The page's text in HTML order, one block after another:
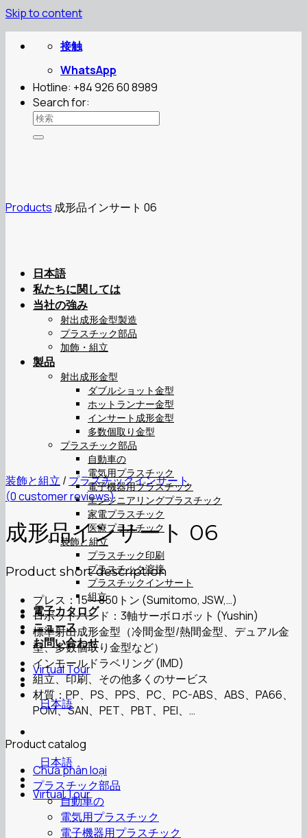
Skip to content
接触
WhatsApp
Hotline: +84 926 60 8989
Search for:
日本語
私たちに関しては
当社の強み
射出成形金型製造
プラスチック部品
加飾・組立
製品
射出成形金型
ダブルショット金型
ホットランナー金型
インサート成形金型
多数個取り金型
プラスチック部品
自動車の
電気用プラスチック
電子機器用プラスチック
エンジニアリングプラスチック
家電プラスチック
医療プラスチック
装飾と組立
プラスチック印刷
プラスチック溶接
プラスチックインサート
組立
電子カタログ
ニュース
お問い合わせ
Virtual Tour
日本語
日本語
Virtual Tour
Products 成形品インサート 06
装飾と組立 /プラスチックインサート
(0customer reviews)
成形品インサート 06
Product short description
プレス：15～850トン (Sumitomo, JSW,…)
ロボットハンド：3軸サーボロボット (Yushin)
標準射出成形金型（冷間金型/熱間金型、デュアル金
型、多数個取り金型など）
インモールドラベリング (IMD)
組立、印刷、その他多くのサービス
材質：PP、PS、PPS、PC、PC-ABS、ABS、PA66、
POM、SAN、PET、PBT、PEI、…
Product catalog
Chưa phân loại
プラスチック部品
自動車の
電気用プラスチック
電子機器用プラスチック